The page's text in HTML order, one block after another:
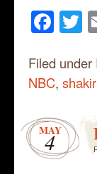
Filed under
NBC,
MAY
4